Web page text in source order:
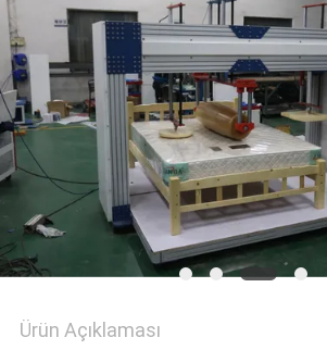
SITEMAP
PRIVACY
POLICY
Ürün Açıklaması